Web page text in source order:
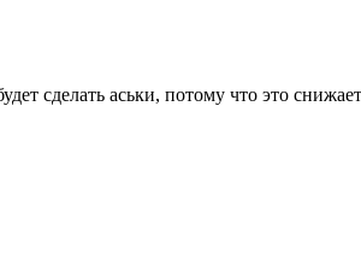
сделать аськи, потому что это